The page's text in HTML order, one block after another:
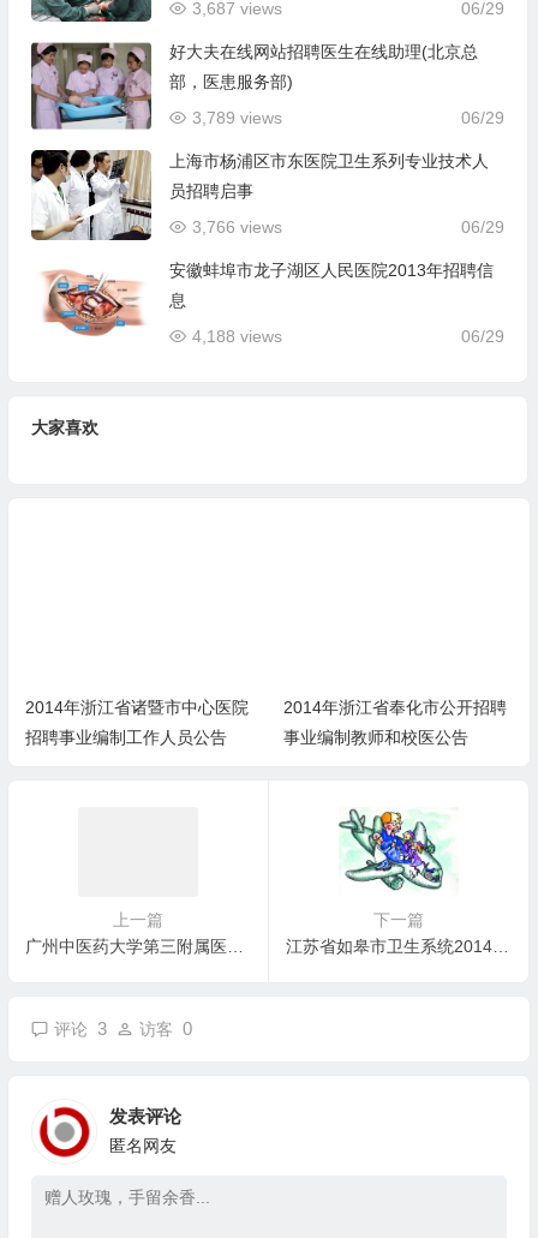
06/29
3,687 views
好大夫在线网站招聘医生在线助理(北京总
部，医患服务部)
06/29
3,789 views
上海市杨浦区市东医院卫生系列专业技术人
员招聘启事
06/29
3,766 views
安徽蚌埠市龙子湖区人民医院2013年招聘信
息
06/29
4,188 views
大家喜欢
2014年浙江省诸暨市中心医院
招聘事业编制工作人员公告
2014年浙江省奉化市公开招聘
事业编制教师和校医公告
上一篇
广州中医药大学第三附属医院（附属骨伤科医院）2014年第一批公开
下一篇
江苏省如皋市卫生系统2014年春季部分事业单位公开招聘工作人员公
评论 3 访客 0
发表评论
匿名网友